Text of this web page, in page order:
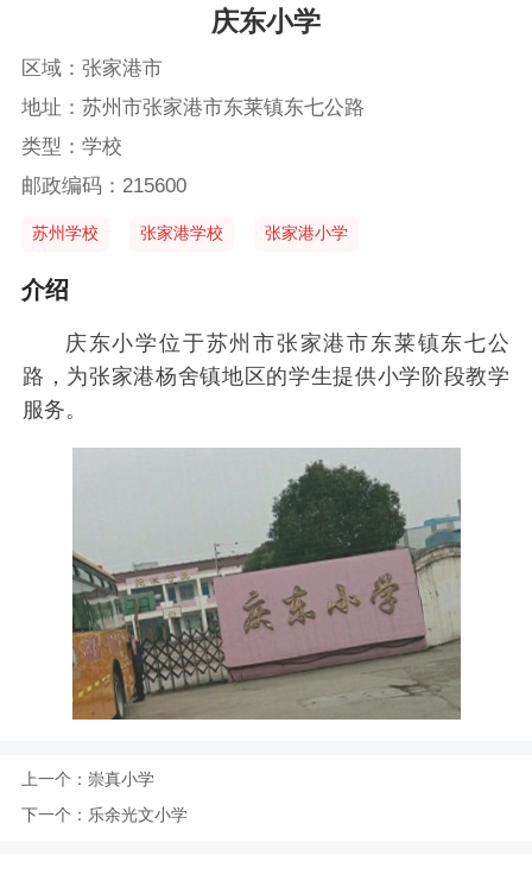
庆东小学
区域：张家港市
地址：苏州市张家港市东莱镇东七公路
类型：学校
邮政编码：215600
苏州学校 张家港学校 张家港小学
介绍
庆东小学位于苏州市张家港市东莱镇东七公
路，为张家港杨舍镇地区的学生提供小学阶段教学
服务。
上一个： 崇真小学
下一个： 乐余光文小学